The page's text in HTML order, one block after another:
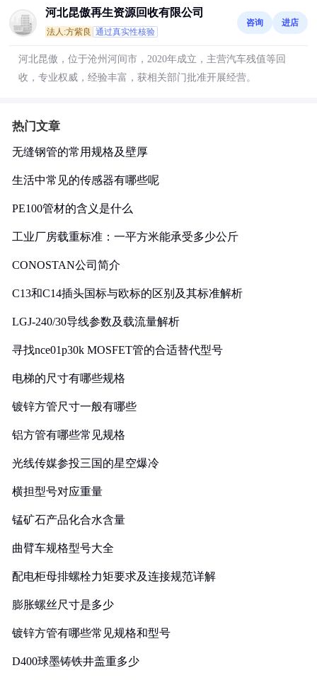
河北昆傲再生资源回收有限公司
法人:方紫良 通过真实性核验
咨询 进店
河北昆傲，位于沧州河间市，2020年成立，主营汽车残值等回
收，专业权威，经验丰富，获相关部门批准开展经营。
热门文章
无缝钢管的常用规格及壁厚
生活中常见的传感器有哪些呢
PE100管材的含义是什么
工业厂房载重标准：一平方米能承受多少公斤
CONOSTAN公司简介
C13和C14插头国标与欧标的区别及其标准解析
LGJ-240/30导线参数及载流量解析
寻找nce01p30k MOSFET管的合适替代型号
电梯的尺寸有哪些规格
镀锌方管尺寸一般有哪些
铝方管有哪些常见规格
光线传媒参投三国的星空爆冷
横担型号对应重量
锰矿石产品化合水含量
曲臂车规格型号大全
配电柜母排螺栓力矩要求及连接规范详解
膨胀螺丝尺寸是多少
镀锌方管有哪些常见规格和型号
D400球墨铸铁井盖重多少